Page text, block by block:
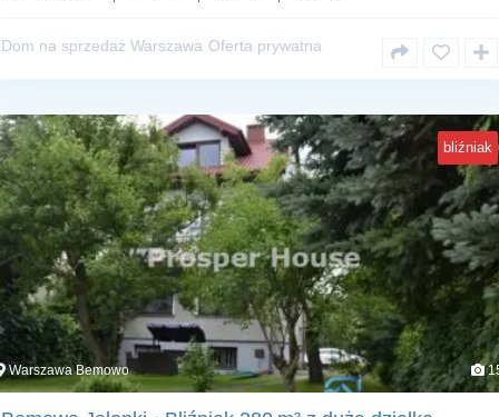
Dom na sprzedaż Warszawa Oferta prywatna
bliźniak
Warszawa Bemowo